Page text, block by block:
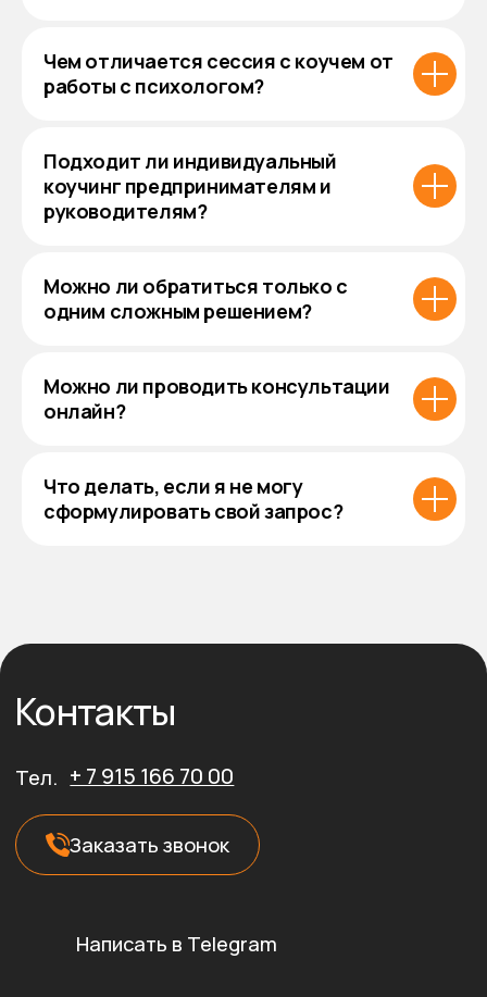
Чем отличается сессия с коучем от
работы с психологом?
Подходит ли индивидуальный
коучинг предпринимателям и
руководителям?
Можно ли обратиться только с
одним сложным решением?
Можно ли проводить консультации
онлайн?
Что делать, если я не могу
сформулировать свой запрос?